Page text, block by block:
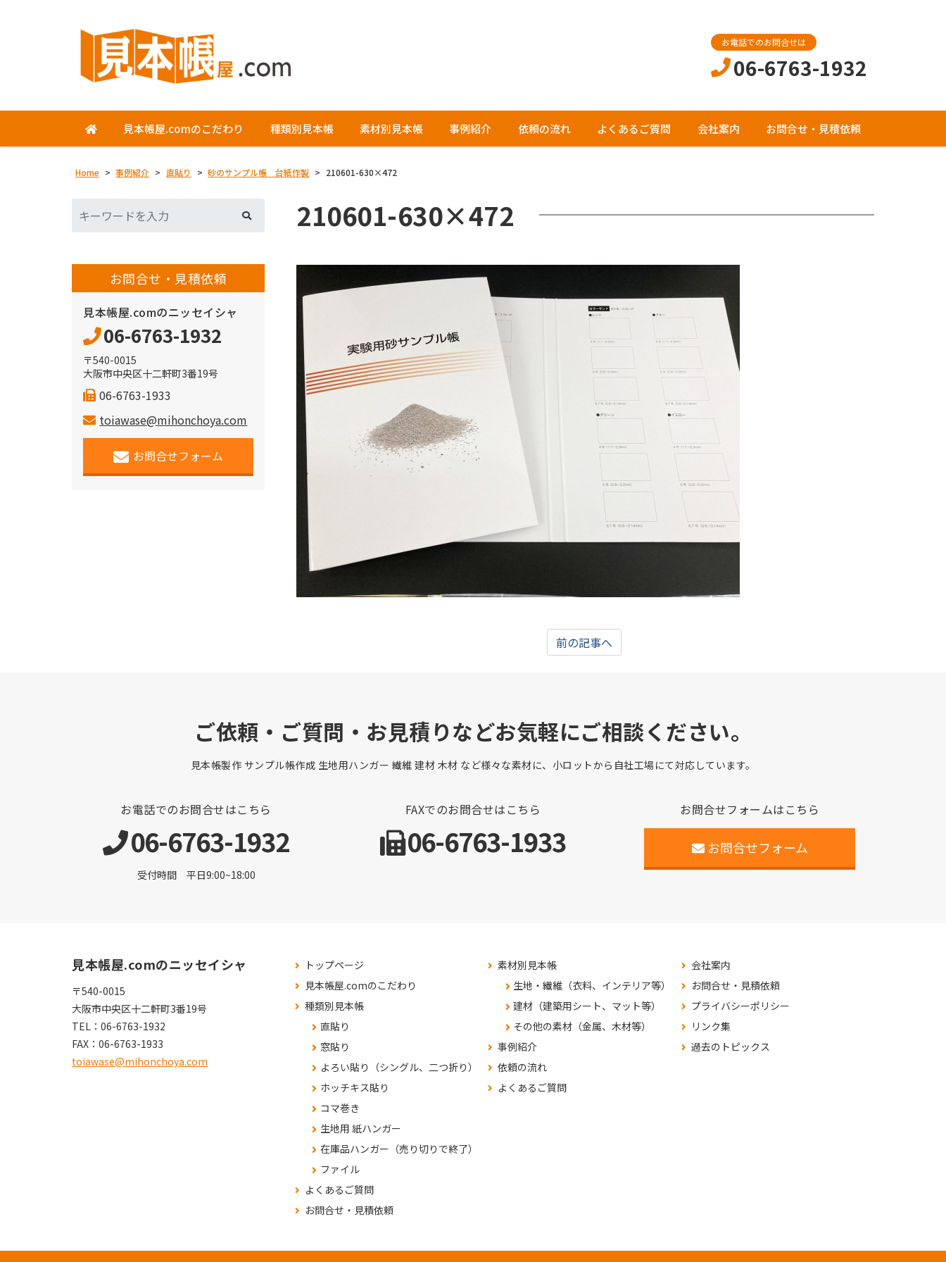
お電話でのお問合せは
06-6763-1932
見本帳屋.comのこだわり 種類別見本帳 素材別見本帳 事例紹介 依頼の流れ よくあるご質問 会社案内 お問合せ・見積依頼
Home > 事例紹介 > 直貼り > 砂のサンプル帳 台紙作製 > 210601-630×472
210601-630×472
前の記事へ
お問合せ・見積依頼
見本帳屋.comのニッセイシャ
06-6763-1932
〒540-0015
大阪市中央区十二軒町3番19号
06-6763-1933
toiawase@mihonchoya.com
お問合せフォーム
ご依頼・ご質問・お見積りなどお気軽にご相談ください。
見本帳製作 サンプル帳作成 生地用ハンガー 繊維 建材 木材 など様々な素材に、小ロットから自社工場にて対応しています。
お電話でのお問合せはこちら
06-6763-1932
受付時間 平日9:00~18:00
FAXでのお問合せはこちら
06-6763-1933
お問合せフォームはこちら
お問合せフォーム
見本帳屋.comのニッセイシャ
〒540-0015
大阪市中央区十二軒町3番19号
TEL： 06-6763-1932
FAX： 06-6763-1933
toiawase@mihonchoya.com
トップページ
見本帳屋.comのこだわり
種類別見本帳
直貼り
窓貼り
よろい貼り（シングル、二つ折り）
ホッチキス貼り
コマ巻き
生地用 紙ハンガー
在庫品ハンガー（売り切りで終了）
ファイル
よくあるご質問
お問合せ・見積依頼
素材別見本帳
生地・繊維（衣料、インテリア等）
建材（建築用シート、マット等）
その他の素材（金属、木材等）
事例紹介
依頼の流れ
よくあるご質問
会社案内
お問合せ・見積依頼
プライバシーポリシー
リンク集
過去のトピックス